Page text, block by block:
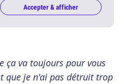
Accepter & afficher
ça va toujours pour vous
que je n'ai pas détruit trop